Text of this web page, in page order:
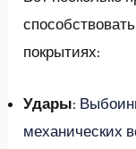
покрытиях:
Удары:
механических